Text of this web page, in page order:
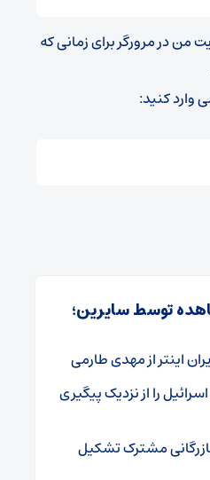
من در مرورگر برای زمانی که
وارد کنید:
توسط سایرین؛
اینتر از مهدی طارمی
را از نزدیک پیگیری
بازرگانی مشترک تشکیل